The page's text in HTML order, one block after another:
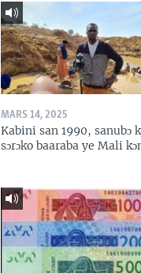
MARS 14, 2025
Kabini san 1990, sanubɔ
sɔrɔko baaraba ye Mali